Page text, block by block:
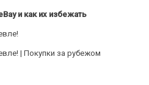
и как их избежать
| Покупки за рубежом